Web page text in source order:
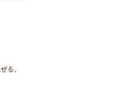
る。